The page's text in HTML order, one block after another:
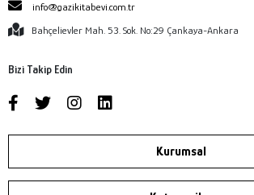
info@gazikitabevi.com.tr
Bahçelievler Mah. 53. Sok. No:29 Çankaya-Ankara
Bizi Takip Edin
Kurumsal